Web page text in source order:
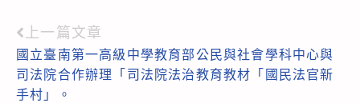
Read
more
articles
上一篇文章
國立臺南第一高級中學教育部公民與社會學科中心與
司法院合作辦理「司法院法治教育教材「國民法官新
手村」。